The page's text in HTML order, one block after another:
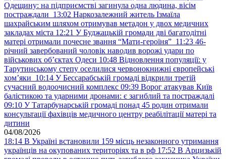
Одещину: на підприємстві загинула одна людина, вісім
постраждали 13:02 Наркозалежний житель Ізмаїла
шахрайським шляхом отримував метадон у двох медичних
закладах міста 12:21 У Буджацькій громади дві багатодітні
матері отримали почесне звання “Мати-героїня” 11:23 46-
річний завербований чоловік наводив ворожі удари по
військових обʼєктах Одеси 10:48 Відновлення популяції: у
Тарутинському степу оселилися червонокнижні європейські
хом’яки 10:14 У Бессарабській громаді відкрили третій
сучасний водоочисний комплекс 09:39 Ворог атакував Київ
балістикою та ударними дронами: є загиблий та постраждалі
09:10 У Татарбунарській громаді понад 45 родин отримали
консультації фахівців медичного центру реабілітації матері та
дитини
04/08/2026
18:14 В Україні встановили 159 місць незаконного утримання
українців на окупованих територіях та в рф 17:52 В Арцизькій